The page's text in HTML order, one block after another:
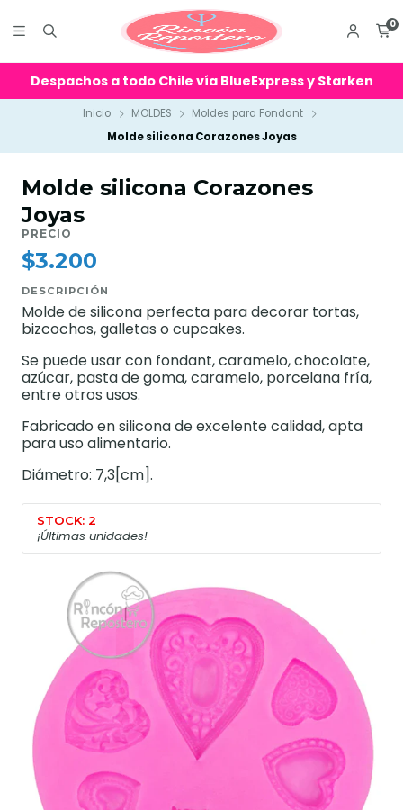
0
Despachos a todo Chile vía BlueExpress y Starken
Inicio MOLDES
Moldes para Fondant
Molde silicona Corazones Joyas
Molde silicona Corazones
Joyas
PRECIO
$3.200
DESCRIPCIÓN
Molde de silicona perfecta para decorar tortas,
bizcochos, galletas o cupcakes.
Se puede usar con fondant, caramelo, chocolate,
azúcar, pasta de goma, caramelo, porcelana fría,
entre otros usos.
Fabricado en silicona de excelente calidad, apta
para uso alimentario.
Diámetro: 7,3[cm].
STOCK: 2
¡Últimas unidades!